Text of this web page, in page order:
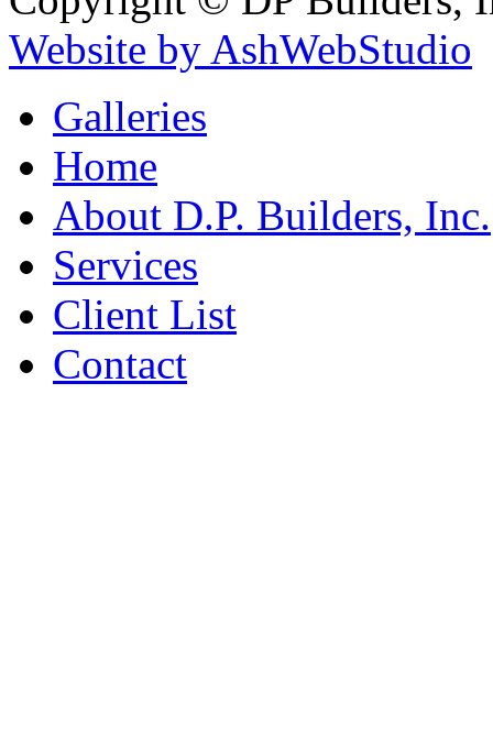
Website by AshWebStudio
Galleries
Home
About D.P. Builders, Inc.
Services
Client List
Contact